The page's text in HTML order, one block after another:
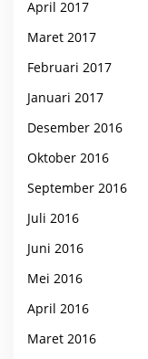
April 2017
Maret 2017
Februari 2017
Januari 2017
Desember 2016
Oktober 2016
September 2016
Juli 2016
Juni 2016
Mei 2016
April 2016
Maret 2016